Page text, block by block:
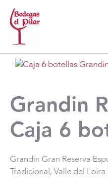
contenido
Grandin
Caja 6
Grandin Gran Reserva
Tradicional, Valle del Loira